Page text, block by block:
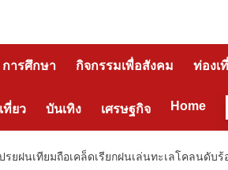
การศึกษา กิจกรรมเพื่อสังคม ท่องเ
ที่ยว บันเทิง เศรษฐกิจ Home
ฝนเทียมถือเคล็ดเรียกฝนเล่นทะเลโคลนดับร้